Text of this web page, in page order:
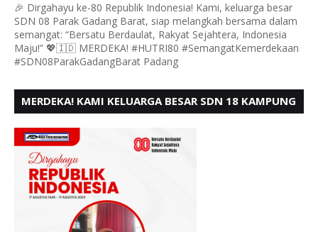
🎉 Dirgahayu ke-80 Republik Indonesia! Kami, keluarga besar
SDN 08 Parak Gadang Barat, siap melangkah bersama dalam
semangat: “Bersatu Berdaulat, Rakyat Sejahtera, Indonesia
Maju!” 💖🇮🇩 MERDEKA! #HUTRI80 #SemangatKemerdekaan
#SDN08ParakGadangBarat Padang
MERDEKA! KAMI KELUARGA BESAR SDN 18 KAMPUNG